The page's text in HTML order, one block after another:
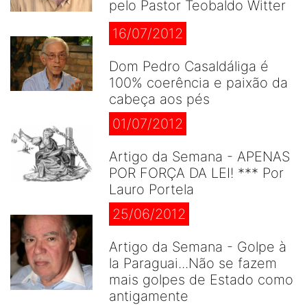
pelo Pastor Teobaldo Witter
16/07/2012
Dom Pedro Casaldáliga é
100% coerência e paixão da
cabeça aos pés
01/07/2012
Artigo da Semana - APENAS
POR FORÇA DA LEI! *** Por
Lauro Portela
25/06/2012
Artigo da Semana - Golpe à
la Paraguai...Não se fazem
mais golpes de Estado como
antigamente